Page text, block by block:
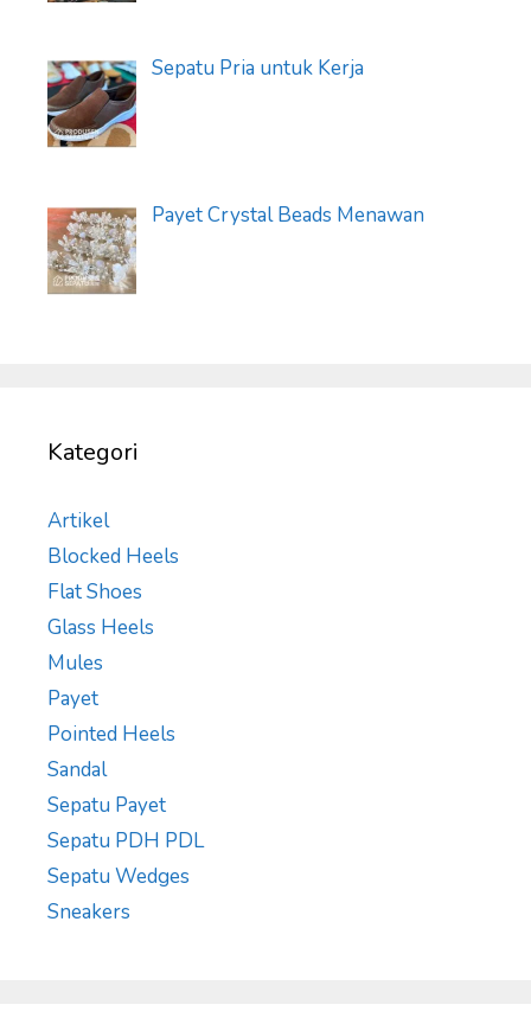
Sepatu Pria untuk Kerja
Payet Crystal Beads Menawan
Kategori
Artikel
Blocked Heels
Flat Shoes
Glass Heels
Mules
Payet
Pointed Heels
Sandal
Sepatu Payet
Sepatu PDH PDL
Sepatu Wedges
Sneakers